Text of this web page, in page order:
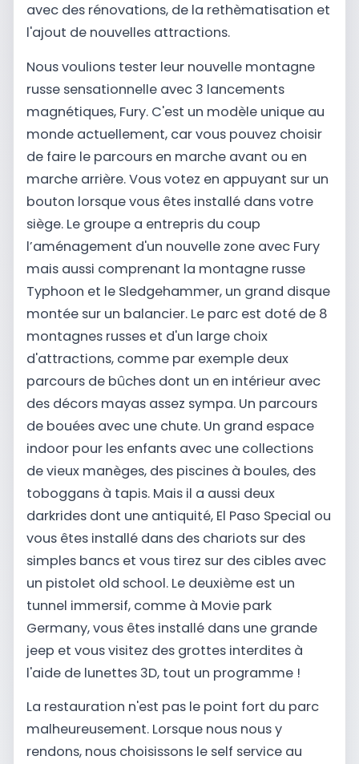
avec des rénovations, de la rethèmatisation et
l'ajout de nouvelles attractions.
Nous voulions tester leur nouvelle montagne
russe sensationnelle avec 3 lancements
magnétiques, Fury. C'est un modèle unique au
monde actuellement, car vous pouvez choisir
de faire le parcours en marche avant ou en
marche arrière. Vous votez en appuyant sur un
bouton lorsque vous êtes installé dans votre
siège. Le groupe a entrepris du coup
l’aménagement d'un nouvelle zone avec Fury
mais aussi comprenant la montagne russe
Typhoon et le Sledgehammer, un grand disque
montée sur un balancier. Le parc est doté de 8
montagnes russes et d'un large choix
d'attractions, comme par exemple deux
parcours de bûches dont un en intérieur avec
des décors mayas assez sympa. Un parcours
de bouées avec une chute. Un grand espace
indoor pour les enfants avec une collections
de vieux manèges, des piscines à boules, des
toboggans à tapis. Mais il a aussi deux
darkrides dont une antiquité, El Paso Special ou
vous êtes installé dans des chariots sur des
simples bancs et vous tirez sur des cibles avec
un pistolet old school. Le deuxième est un
tunnel immersif, comme à Movie park
Germany, vous êtes installé dans une grande
jeep et vous visitez des grottes interdites à
l'aide de lunettes 3D, tout un programme !
La restauration n'est pas le point fort du parc
malheureusement. Lorsque nous nous y
rendons, nous choisissons le self service au